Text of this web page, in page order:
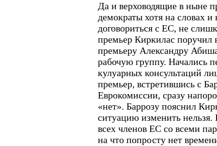
Да и верховодящие в ныне
демократы хотя на словах
договориться с ЕС, не
премьер Киркилас поручил
премьеру Александру
рабочую группу. Начались
кулуарных консультаций
премьер, встретившись с
Еврокомиссии, сразу
«нет». Баррозу пояснил
ситуацию изменить нельзя.
всех членов ЕС со всеми
на что попросту нет